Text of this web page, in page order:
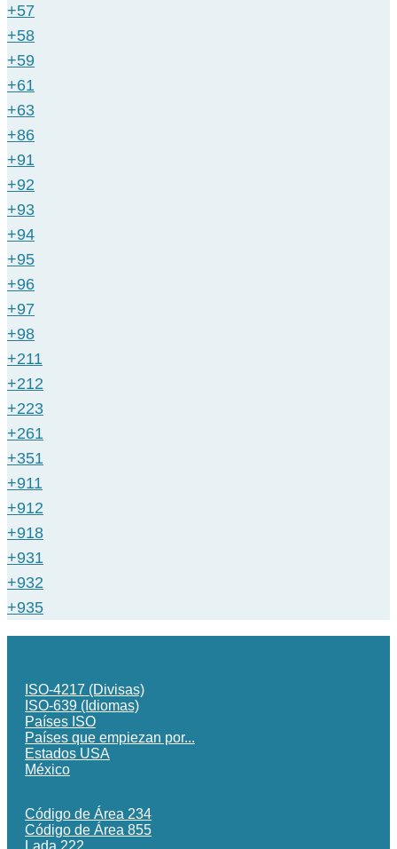
+57
+58
+59
+61
+63
+86
+91
+92
+93
+94
+95
+96
+97
+98
+211
+212
+223
+261
+351
+911
+912
+918
+931
+932
+935
ISO-4217 (Divisas)
ISO-639 (Idiomas)
Países ISO
Países que empiezan por...
Estados USA
México
Código de Área 234
Código de Área 855
Lada 222